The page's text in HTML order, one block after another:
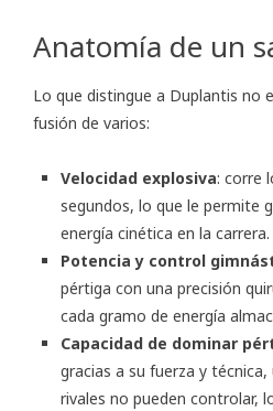
Anatomía de un
Lo que distingue a Duplantis no
fusión de varios:
Velocidad explosiva: corre
segundos, lo que le permite
energía cinética en la carrera.
Potencia y control
pértiga con una precisión
cada gramo de energía
Capacidad de dominar
gracias a su fuerza y
rivales no pueden controlar,